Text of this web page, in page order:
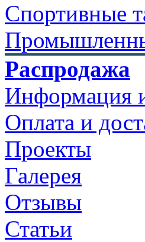
Спортивные
Распродажа
Информация
Оплата и
Проекты
Галерея
Отзывы
Статьи